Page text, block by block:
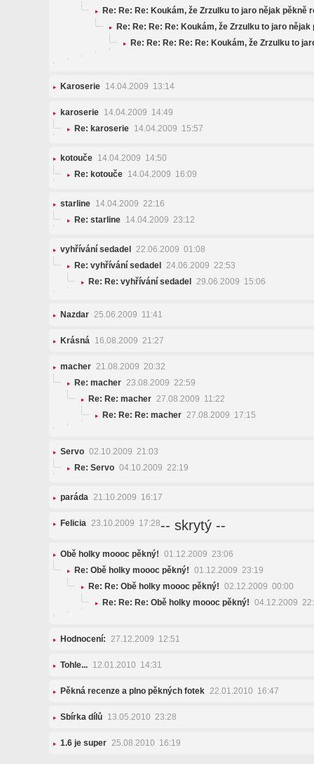
Re: Re: Re: Koukám, že Zrzulku to jaro nějak pěkně
Re: Re: Re: Re: Koukám, že Zrzulku to jaro
Re: Re: Re: Re: Re: Koukám, že Zrzulku to
Karoserie 14.04.2009 13:14
karoserie 14.04.2009 14:49
Re: karoserie 14.04.2009 15:57
kotouče 14.04.2009 14:50
Re: kotouče 14.04.2009 16:09
starline 14.04.2009 22:16
Re: starline 14.04.2009 23:12
vyhřívání sedadel
22.06.2009 01:08
Re: vyhřívání sedadel
24.06.2009 22:53
Re: Re: vyhřívání sedadel
29.06.2009 15:06
Nazdar 25.06.2009 11:41
Krásná 16.08.2009 21:27
macher 21.08.2009 20:32
Re: macher 23.08.2009 22:59
Re: Re: macher 27.08.2009 11:22
Re: Re: Re: macher 27.08.2009 17:15
Servo 02.10.2009 21:03
Re: Servo 04.10.2009 22:19
paráda 21.10.2009 16:17
Felicia 23.10.2009 17:28-- skrytý --
Obě holky moooc pěkný! 01.12.2009 23:06
Re: Obě holky moooc pěkný! 01.12.2009 23:19
Re: Re: Obě holky moooc pěkný! 02.12.2009 00:00
Re: Re: Re: Obě holky moooc pěkný! 04.12.2009
Hodnocení: 27.12.2009 12:51
Tohle... 12.01.2010 14:31
Pěkná recenze a plno pěkných fotek 22.01.2010 16:47
Sbírka dílů 13.05.2010 23:28
1.6 je super 25.08.2010 16:19